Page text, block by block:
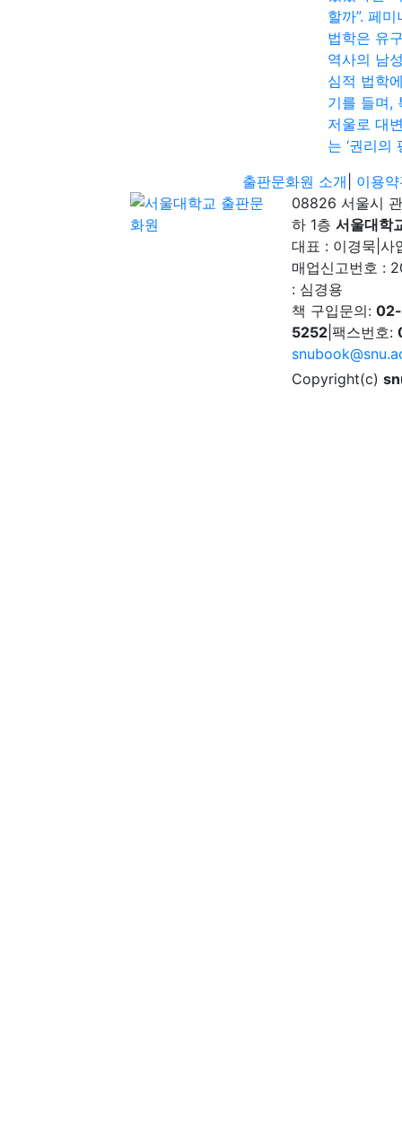
할까”. 페미
법학은 유
역사의 남
심적 법학
기를 들며,
저울로 대
는 ‘권리의
출판문화원 소개
이용
08826 서울시
하 1층 서울대학
대표 : 이경묵 사
매업신고번호 :
: 심경용
책 구입문의:
5252 팩스번호:
Copyright(c)